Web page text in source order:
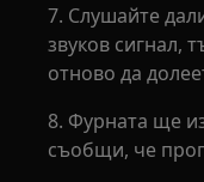
7. Слушайте
звуков сигнал,
отново да
8. Фурната ще
съобщи, че